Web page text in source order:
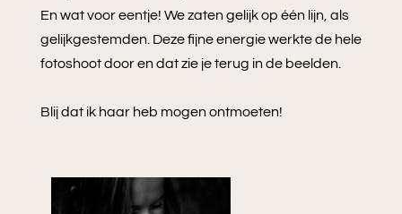
En wat voor eentje! We zaten gelijk op één lijn, als
gelijkgestemden. Deze fijne energie werkte de hele
fotoshoot door en dat zie je terug in de beelden.
Blij dat ik haar heb mogen ontmoeten!